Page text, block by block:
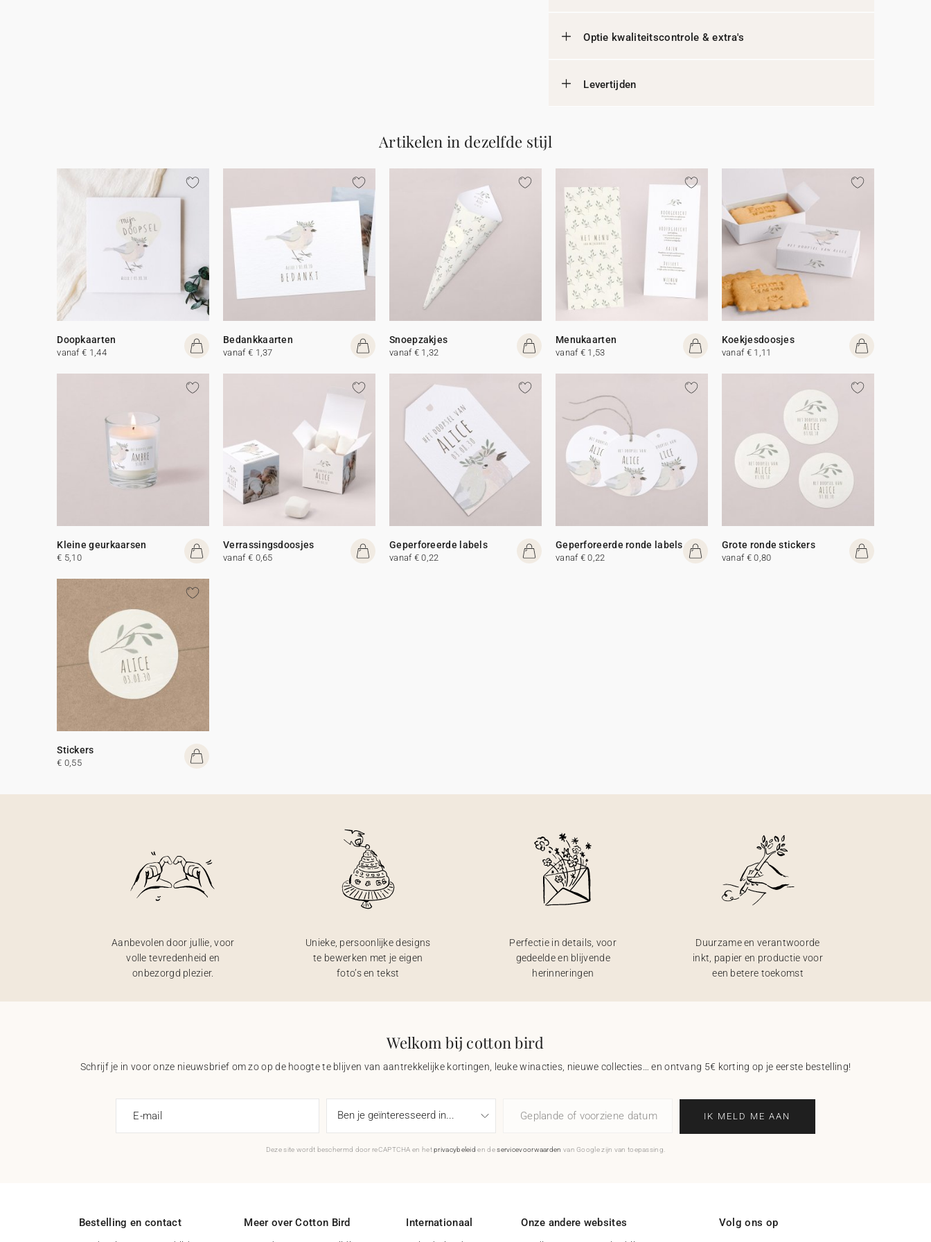
Optie kwaliteitscontrole & extra's
Levertijden
Artikelen in dezelfde stijl
Doopkaarten
vanaf € 1,44
Bedankkaarten
vanaf € 1,37
Snoepzakjes
vanaf € 1,32
Menukaarten
vanaf € 1,53
Koekjesdoosjes
vanaf € 1,11
Kleine geurkaarsen
€ 5,10
Verrassingsdoosjes
vanaf € 0,65
Geperforeerde labels
vanaf € 0,22
Geperforeerde ronde labels
vanaf € 0,22
Grote ronde stickers
vanaf € 0,80
Stickers
€ 0,55
Aanbevolen door jullie, voor
volle tevredenheid en
onbezorgd plezier.
Unieke, persoonlijke designs
te bewerken met je eigen
foto’s en tekst
Perfectie in details, voor
gedeelde en blijvende
herinneringen
Duurzame en verantwoorde
inkt, papier en productie voor
een betere toekomst
Welkom bij cotton bird
Schrijf je in voor onze nieuwsbrief om zo op de hoogte te blijven van aantrekkelijke kortingen, leuke winacties, nieuwe collecties… en ontvang 5€ korting op je eerste bestelling!
E-mail Geplande of voorziene datum IK MELD ME AAN
Deze site wordt beschermd door reCAPTCHA en hetprivacybeleid en deservicevoorwaarden van Google zijn van toepassing.
Bestelling en contact Meer over Cotton Bird Internationaal Onze andere websites Volg ons op